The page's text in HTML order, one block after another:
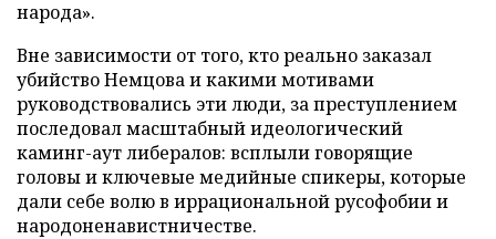
народа».
Вне зависимости от того, кто реально заказал
убийство Немцова и какими мотивами
руководствовались эти люди, за преступлением
последовал масштабный идеологический
каминг-аут либералов: всплыли говорящие
головы и ключевые медийные спикеры, которые
дали себе волю в иррациональной русофобии и
народоненавистничестве.